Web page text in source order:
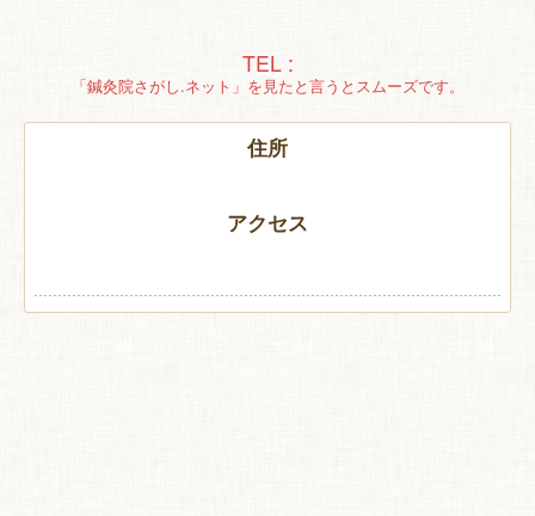
TEL :
「鍼灸院さがし.ネット」を見たと言うとスムーズです。
住所
アクセス